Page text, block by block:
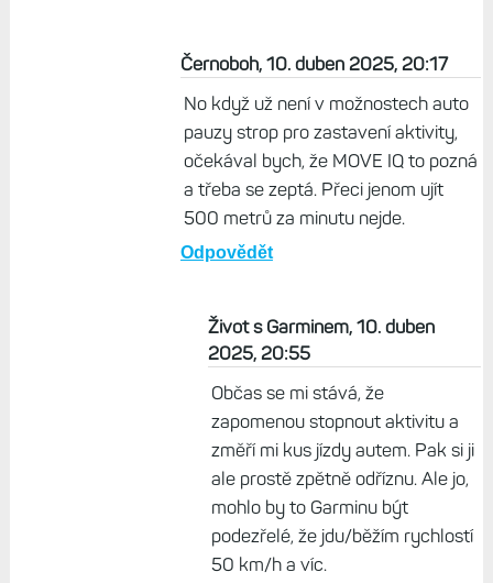
kilometrů počítá UltraTrac i jízdu autobusem
Život s Garminem, 10. duben 2025,
19:05
A nestačí v autobuse aktivitu pauznout?
Odpovědět
Černoboh, 10. duben 2025, 20:17
pauzy strop pro zastavení aktivity,
očekával bych, že MOVE IQ to pozná
a třeba se zeptá. Přeci jenom ujít
500 metrů za minutu nejde.
Odpovědět